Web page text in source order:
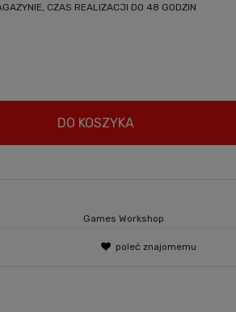
CZAS REALIZACJI DO 48 GODZIN
DO KOSZYKA
Games Workshop
poleć znajomemu